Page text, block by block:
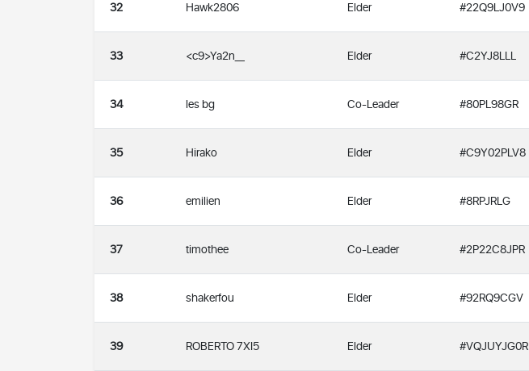
32 Hawk2806 Elder #22Q9LJ0V9
33 <c9>Ya2n__ Elder #C2YJ8LLL
34 les bg Co-Leader #80PL98GR
35 Hirako Elder #C9Y02PLV8
36 emilien Elder #8RPJRLG
37 timothee Co-Leader #2P22C8JPR
38 shakerfou Elder #92RQ9CGV
39 ROBERTO 7XI5 Elder #VQJUYJG0R